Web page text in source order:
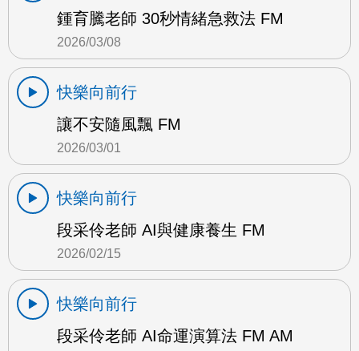
鍾育騰老師 30秒情緒急救法 FM
2026/03/08
快樂向前行
讓不安隨風飄 FM
2026/03/01
快樂向前行
段采伶老師 AI與健康養生 FM
2026/02/15
快樂向前行
段采伶老師 AI命運演算法 FM AM